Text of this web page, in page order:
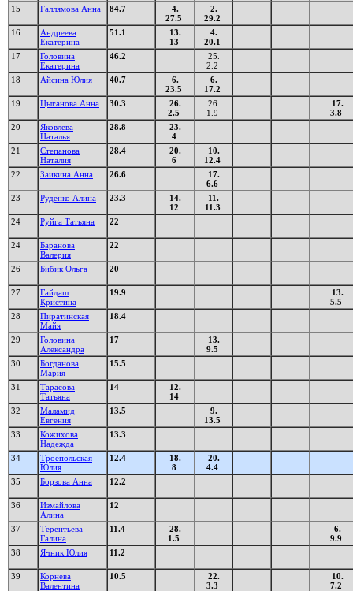
15
Галлямова Анна 84.7
4.
27.5
2.
29.2
16
Андреева
Екатерина
51.1
13.
13
4.
20.1
17
Головина
Екатерина
46.2
25.
2.2
18
Айсина Юлия 40.7
6.
23.5
6.
17.2
19
Цыганова Анна 30.3
26.
2.5
26.
1.9
17.
3.8
20
Яковлева
Наталья
28.8
23.
4
21
Степанова
Наталия
28.4
20.
6
10.
12.4
22
Заикина Анна 26.6
17.
6.6
23
Руденко Алина 23.3
14.
12
11.
11.3
24
Руйга Татьяна 22
24
Баранова
Валерия
22
26 Бибик Ольга 20
27
Гайдаш
Кристина
19.9
13.
5.5
28
Пиратинская
Майя
18.4
29
Головина
Александра
17
13.
9.5
30
Богданова
Мария
15.5
31
Тарасова
Татьяна
14
12.
14
32
Маламид
Евгения
13.5
9.
13.5
33
Кожихова
Надежда
13.3
34
Троепольская
Юлия
12.4
18.
8
20.
4.4
35
Борзова Анна 12.2
36
Измайлова
Алина
12
37
Терентьева
Галина
11.4
28.
1.5
6.
9.9
38
Ячник Юлия 11.2
39
Корнева
Валентина
10.5
22.
3.3
10.
7.2